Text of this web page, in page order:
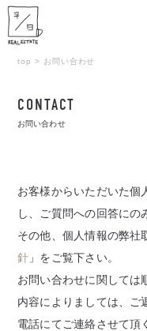
top > お問い合わせ
CONTACT
お問い合わせ
お客様からいただいた個
し、 ご質問への回答にの
その他、個人情報の弊社
針 」をご覧下さい。
お問い合わせに関しては
内容によりましては、ご
電話にてご連絡させて頂